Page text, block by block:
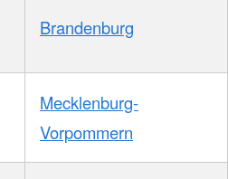
Brandenburg
Mecklenburg-
Vorpommern